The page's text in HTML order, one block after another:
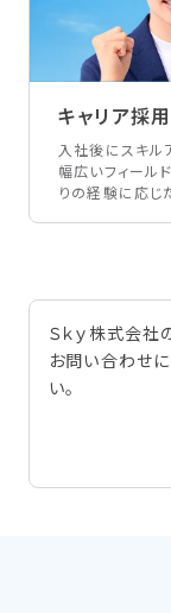
キャリア採
入社後にスキル
幅広いフィール
りの経験に応じ
Ｓｋｙ株式会社
お問い合わせ
い。